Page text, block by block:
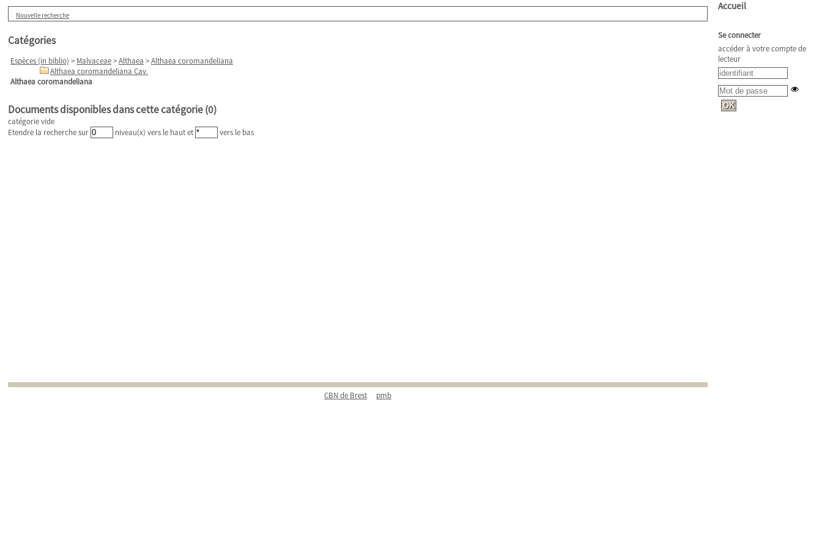
Nouvelle recherche
Catégories
Espèces (in biblio) > Malvaceae>Althaea >Althaea coromandeliana
Althaea coromandeliana Cav.
Althaea coromandeliana
Documents disponibles dans cette catégorie (0)
catégorie vide
Etendre la recherche sur
niveau(x) vers le haut et vers le bas
CBN de Brest pmb
Accueil
Se connecter
accéder à votre compte de
lecteur